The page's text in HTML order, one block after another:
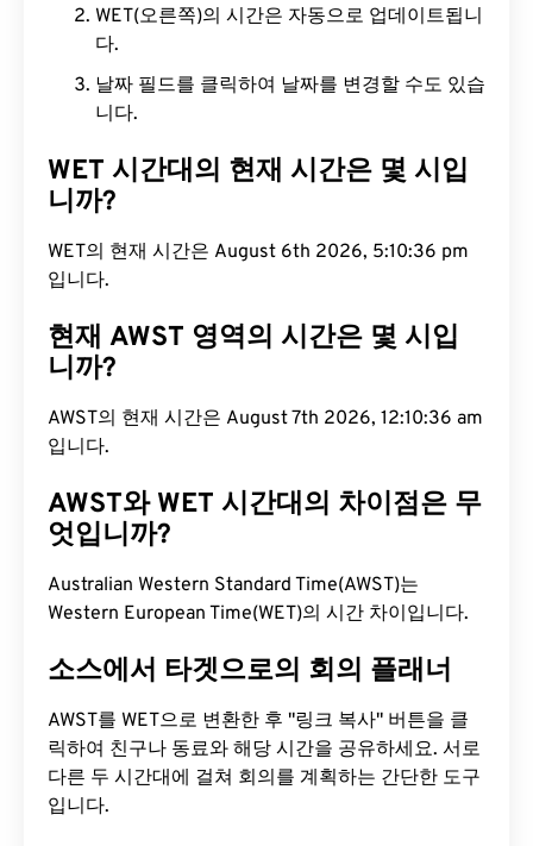
WET(오른쪽)의 시간은 자동으로 업데이트됩니
다.
날짜 필드를 클릭하여 날짜를 변경할 수도 있습
니다.
WET 시간대의 현재 시간은 몇 시입
니까?
WET의 현재 시간은 August 6th 2026, 5:10:37 pm입
니다.
현재 AWST 영역의 시간은 몇 시입
니까?
AWST의 현재 시간은 August 7th 2026, 12:10:37 am
입니다.
AWST와 WET 시간대의 차이점은 무
엇입니까?
Australian Western Standard Time(AWST)는
Western European Time(WET)의 시간 차이입니다.
소스에서 타겟으로의 회의 플래너
AWST를 WET으로 변환한 후 "링크 복사" 버튼을 클
릭하여 친구나 동료와 해당 시간을 공유하세요. 서로
다른 두 시간대에 걸쳐 회의를 계획하는 간단한 도구
입니다.